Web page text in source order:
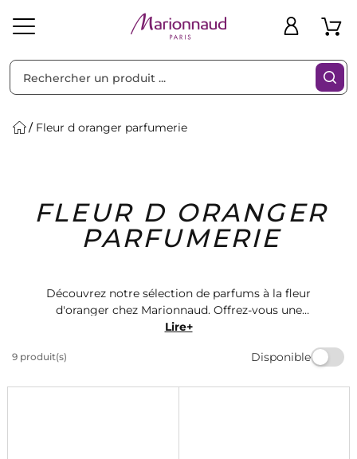
Solaire Homme Marques Idées
Cadeaux
Bons
Plans
Fleur d oranger parfumerie
FLEUR D ORANGER
PARFUMERIE
Découvrez notre sélection de parfums à la fleur
d'oranger chez Marionnaud. Offrez-vous une
expérience sensorielle unique avec nos produits de
envoûtantes et raffinées pour sublimer votre
Lire+
9 produit(s) Disponible
Filtres